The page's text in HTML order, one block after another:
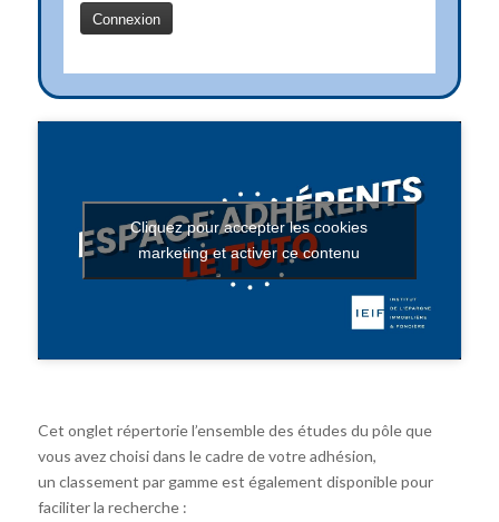
Cliquez pour accepter les cookies
marketing et activer ce contenu
Cet onglet répertorie l’ensemble des études du pôle que
vous avez choisi dans le cadre de votre adhésion,
un classement par gamme est également disponible pour
faciliter la recherche :